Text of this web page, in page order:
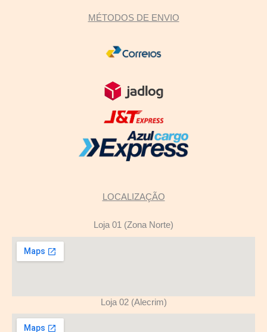
MÉTODOS DE ENVIO
LOCALIZAÇÃO
Loja 01 (Zona Norte)
Loja 02 (Alecrim)